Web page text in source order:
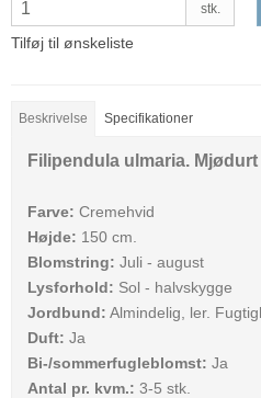
stk.
Tilføj til ønskeliste
Beskrivelse Specifikationer
Filipendula ulmaria. Mjødurt
Farve: Cremehvid
Højde: 150 cm.
Blomstring: Juli - august
Lysforhold: Sol - halvskygge
Jordbund: Almindelig, ler.
Duft: Ja
Bi-/sommerfugleblomst: Ja
Antal pr. kvm.: 3-5 stk.